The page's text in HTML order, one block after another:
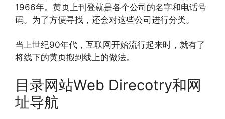
1966年。黄页上刊登就是各个公司的名字和电话号
码。为了方便寻找，还会对这些公司进行分类。
当上世纪90年代，互联网开始流行起来时，就有了
将线下的黄页搬到线上的做法。
目录网站Web Direcotry和网
址导航